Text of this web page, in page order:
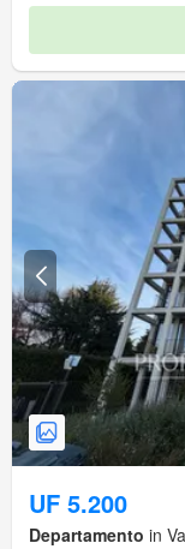
UF 5.200
Departamento in